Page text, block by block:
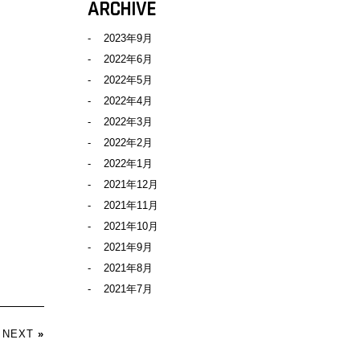
NEXT »
ARCHIVE
2023年9月
2022年6月
2022年5月
2022年4月
2022年3月
2022年2月
2022年1月
2021年12月
2021年11月
2021年10月
2021年9月
2021年8月
2021年7月